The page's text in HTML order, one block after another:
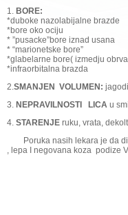
1. BORE:
*duboke nazolabijalne brazde
*bore oko ociju
* ”pusacke”bore iznad usana
* “marionetske bore”
*glabelarne bore( izmedju
*infraorbitalna brazda
2.SMANJEN VOLUMEN:
3. NEPRAVILNOSTI LICA u
4. STARENJE ruku, vrata,
Poruka nasih lekara je da
, lepa I negovana koza podize